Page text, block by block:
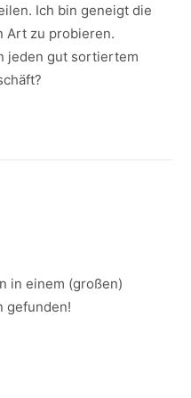
Ich bin geneigt die
Art zu probieren.
jeden gut sortiertem
in einem (großen)
gefunden!